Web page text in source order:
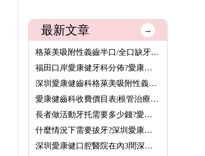
最新文章 →
格萊美吸附性義齒半口/全口缺牙者的穩固新選擇,活動牙可以香港長···
福田口岸愛康健牙科分佈?愛康健齒科收費價錢2026
深圳愛康健齒科格萊美吸附性義齒半口價錢7000元,全口費用13800元···
愛康健齒科收費價目表|根管治療8.5折,保健洗牙68元,特價植牙3680···
長者做活動牙托需要多少錢?愛康健齒科格萊美吸附性義齒價格(半口···
什麼情況下需要拔牙?深圳愛康健齒科拔牙價錢收費價目表2025
深圳愛康健口腔醫院在內3間深圳醫療機構,8月14日起可用香港長者醫···